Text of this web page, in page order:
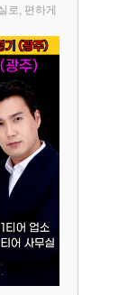
로, 편하게